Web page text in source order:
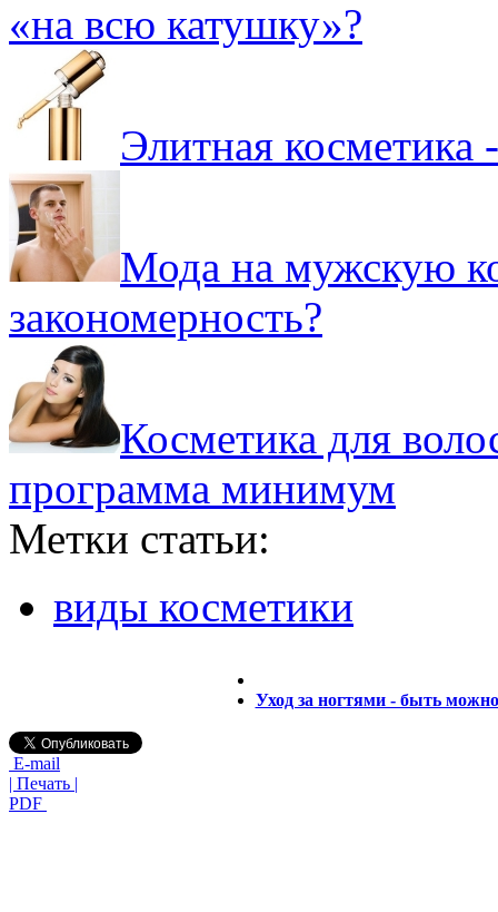
«на всю катушку»?
Элитная косметика
Мода на мужскую
закономерность?
Косметика для
программа минимум
Метки статьи:
виды косметики
Уход за ногтями - быть
E-mail
| Печать |
PDF